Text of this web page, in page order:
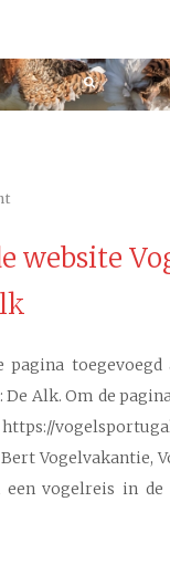
website
pagina toegevoegd
De Alk. Om de
Vogelvakantie,
een vogelreis in